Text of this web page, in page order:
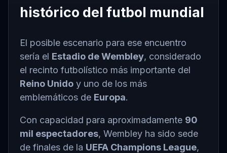
histórico del futbol mundial
El posible escenario para ese encuentro
sería el Estadio de Wembley, considerado
el recinto futbolístico más importante del
Reino Unido y uno de los más
emblemáticos de Europa.
Con capacidad para aproximadamente 90
mil espectadores, Wembley ha sido sede
de finales de la UEFA Champions League,